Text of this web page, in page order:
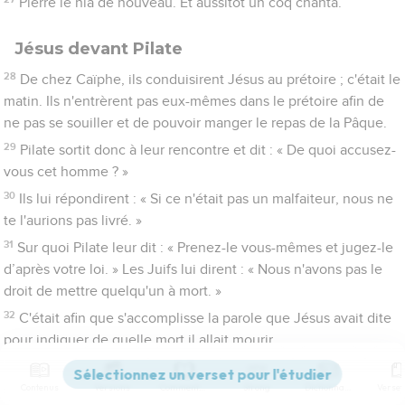
Jésus devant Pilate
28 De chez Caïphe, ils conduisirent Jésus au prétoire ; c'était le
matin. Ils n'entrèrent pas eux-mêmes dans le prétoire afin de
ne pas se souiller et de pouvoir manger le repas de la Pâque.
29 Pilate sortit donc à leur rencontre et dit : « De quoi accusez-
vous cet homme ? »
30 Ils lui répondirent : « Si ce n'était pas un malfaiteur, nous ne
te l'aurions pas livré. »
31 Sur quoi Pilate leur dit : « Prenez-le vous-mêmes et jugez-le
d’après votre loi. » Les Juifs lui dirent : « Nous n'avons pas le
droit de mettre quelqu'un à mort. »
32 C'était afin que s'accomplisse la parole que Jésus avait dite
pour indiquer de quelle mort il allait mourir.
Pilate rentra dans le prétoire, appela Jésus et lui dit : « Es-tu
le roi des Juifs ? »
Versions Commentaires Strong